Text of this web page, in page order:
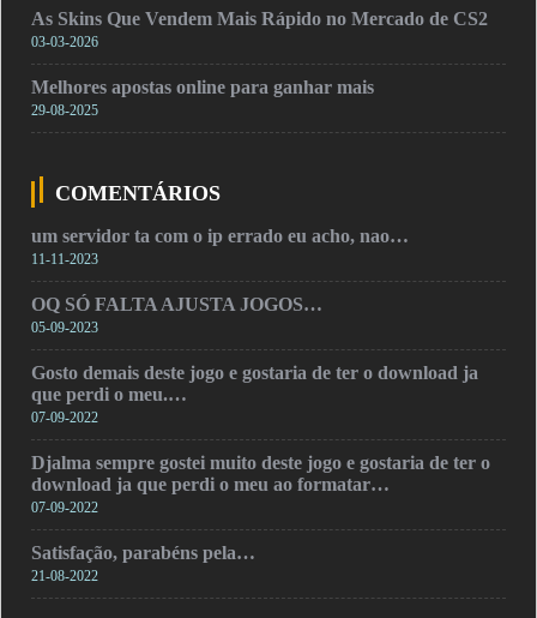
As Skins Que Vendem Mais Rápido no Mercado de CS2
03-03-2026
Melhores apostas online para ganhar mais
29-08-2025
COMENTÁRIOS
um servidor ta com o ip errado eu acho, nao…
11-11-2023
OQ SÓ FALTA AJUSTA JOGOS…
05-09-2023
Gosto demais deste jogo e gostaria de ter o download ja
que perdi o meu.…
07-09-2022
Djalma sempre gostei muito deste jogo e gostaria de ter o
download ja que perdi o meu ao formatar…
07-09-2022
Satisfação, parabéns pela…
21-08-2022